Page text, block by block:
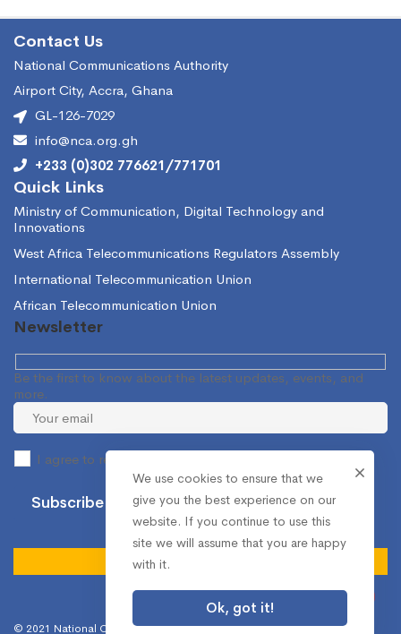
conformité
de
la
TNT
Contact Us
National Communications Authority
Airport City, Accra, Ghana
GL-126-7029
info@nca.org.gh
+233 (0)302 776621/771701
Quick Links
Ministry of Communication, Digital Technology and
Innovations
West Africa Telecommunications Regulators Assembly
International Telecommunication Union
African Telecommunication Union
Newsletter
Be the first to know about the latest updates, events, and
more.
I agree to receive occasional information from the NCA.
© 2021 National Communications Authority. All Rights Reserved.
We use cookies to ensure that we
give you the best experience on our
website. If you continue to use this
site we will assume that you are happy
with it.
Ok, got it!